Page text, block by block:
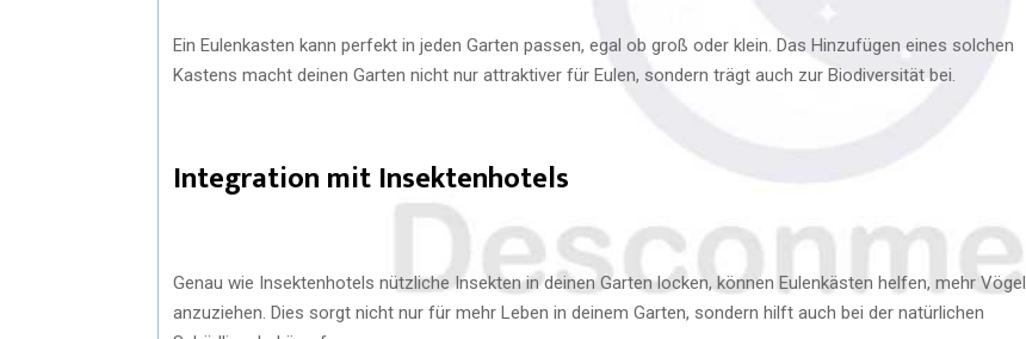
Ein Eulenkasten kann perfekt in jeden Garten passen, egal ob groß oder klein. Das Hinzufügen eines solchen
Kastens macht deinen Garten nicht nur attraktiver für Eulen, sondern trägt auch zur Biodiversität bei.
Integration mit Insektenhotels
Genau wie Insektenhotels nützliche Insekten in deinen Garten locken, können Eulenkästen helfen, mehr Vögel
anzuziehen. Dies sorgt nicht nur für mehr Leben in deinem Garten, sondern hilft auch bei der natürlichen